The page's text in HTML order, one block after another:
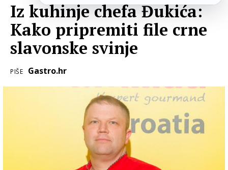
Iz kuhinje chefa Đukića:
Kako pripremiti file crne
slavonske svinje
PIŠE Gastro.hr